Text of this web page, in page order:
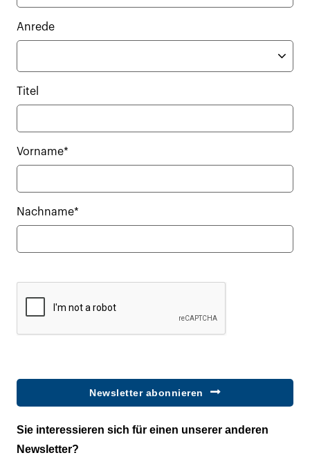
Anrede
Titel
Vorname*
Nachname*
Newsletter abonnieren
Sie interessieren sich für einen unserer anderen
Newsletter?